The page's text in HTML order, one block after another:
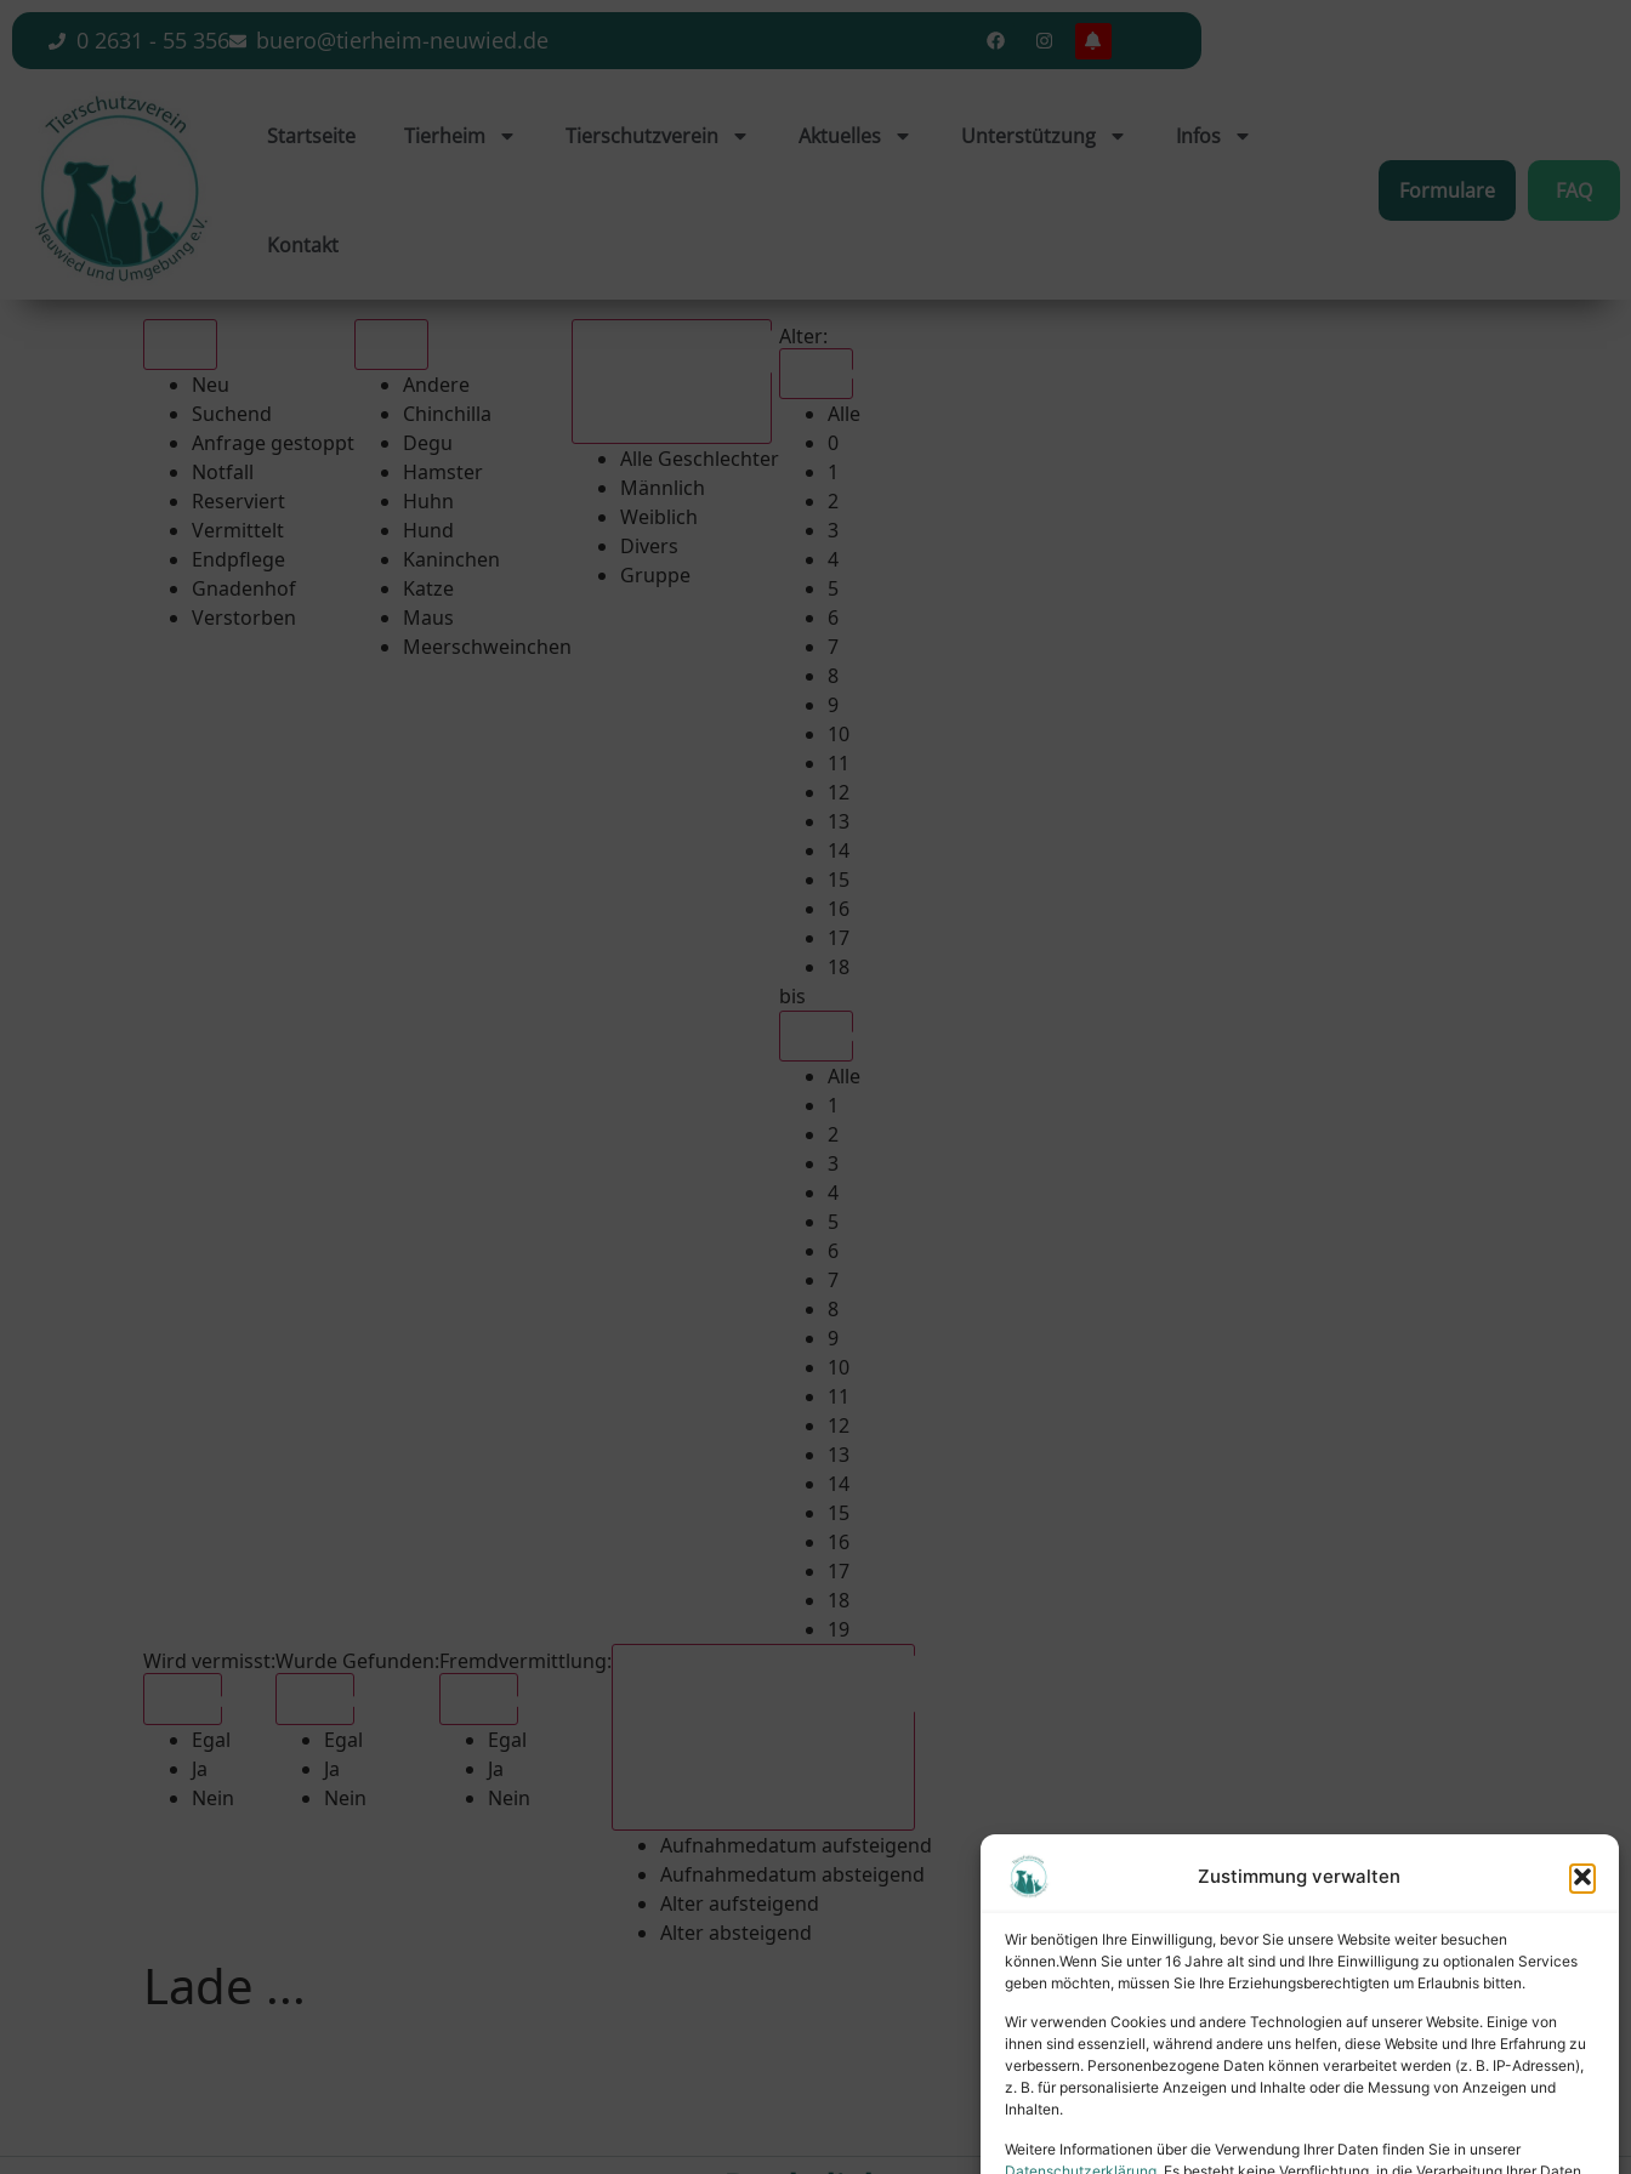
Zustimmung verwalten
Wir benötigen Ihre Einwilligung, bevor Sie unsere Website weiter besuchen
können.Wenn Sie unter 16 Jahre alt sind und Ihre Einwilligung zu optionalen Services
geben möchten, müssen Sie Ihre Erziehungsberechtigten um Erlaubnis bitten.
Wir verwenden Cookies und andere Technologien auf unserer Website. Einige von
ihnen sind essenziell, während andere uns helfen, diese Website und Ihre Erfahrung zu
verbessern. Personenbezogene Daten können verarbeitet werden (z. B. IP-Adressen),
z. B. für personalisierte Anzeigen und Inhalte oder die Messung von Anzeigen und
Inhalten.
Weitere Informationen über die Verwendung Ihrer Daten finden Sie in unserer
0 2631 - 55 356 buero@tierheim-neuwied.de
Startseite Tierheim Tierschutzverein Aktuelles Unterstützung Infos
Kontakt
Formulare FAQ
Neu
Suchend
Anfrage gestoppt
Notfall
Reserviert
Vermittelt
Endpflege
Gnadenhof
Verstorben
Andere
Chinchilla
Degu
Hamster
Huhn
Hund
Kaninchen
Katze
Maus
Meerschweinchen
Alle Geschlechter
Männlich
Weiblich
Divers
Gruppe
Alter:
Alle
0
1
2
3
4
5
6
7
8
9
10
11
12
13
14
15
16
17
18
bis
Alle
1
2
3
4
5
6
7
8
9
10
11
12
13
14
15
16
17
18
19
Wird vermisst:
Egal
Ja
Nein
Wurde Gefunden:
Egal
Ja
Nein
Fremdvermittlung:
Egal
Ja
Nein
Aufnahmedatum aufsteigend
Aufnahmedatum absteigend
Alter aufsteigend
Alter absteigend
Lade ...